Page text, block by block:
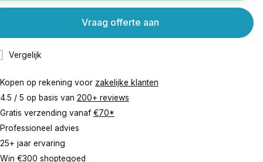
Vergelijk
Vraag offerte aan
Kopen op rekening voor zakelijke klanten
4.5 / 5 op basis van 200+ reviews
Gratis verzending vanaf €70*
Professioneel advies
25+ jaar ervaring
Win €300 shoptegoed